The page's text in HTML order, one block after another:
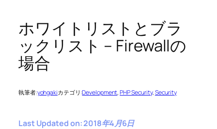
ホワイトリストとブラ
ックリスト – Firewallの
場合
執筆者:yohgakiカテゴリ:Development, PHP Security, Security
Last Updated on: 2018年4月6日